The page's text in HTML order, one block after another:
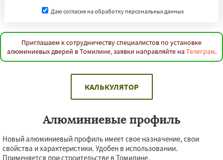
Даю согласие на обработку персональных данных
Приглашаем к сотрудничеству специалистов по установке
алюминиевых дверей в Томилине, заявки направляйте на Телеграм.
КАЛЬКУЛЯТОР
Алюминиевые профиль
Новый алюминиевый профиль имеет свое назначение, свои
свойства и характеристики. Удобен в использовании.
Применяется при строительстве в Томилине.